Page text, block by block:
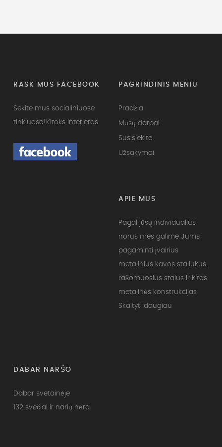
RASK MUS FACEBOOK
Sekite mus socialiniuose
tinkluose! Kitoks Interjeras
PAGRINDINIS MENIU
Pradžia
Mūsų darbai
Susisiekite
Užsakymai
APIE MUS
Pagal jūsų individualius
norus mes galime Jums
pagaminti įvairius
metalinius kavos staliukus,
rašomuosius stalus ir kitas
metalinės konstrukcijas
Skaityti daugiau
DABAR NARŠO
Dabar svetainėje
132 svečiai ir narių nėra